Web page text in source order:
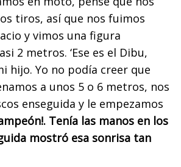
tiros, así que nos fuimos
y vimos una figura
2 metros. ‘Ese es el Dibu,
hijo. Yo no podía creer que
a unos 5 o 6 metros, nos
enseguida y le empezamos
Tenía las manos en los
mostró esa sonrisa tan